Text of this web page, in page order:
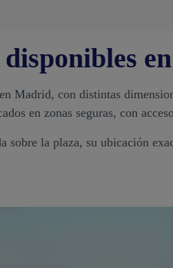
Madrid, con distintas
en zonas seguras, con
sobre la plaza, su ubicación